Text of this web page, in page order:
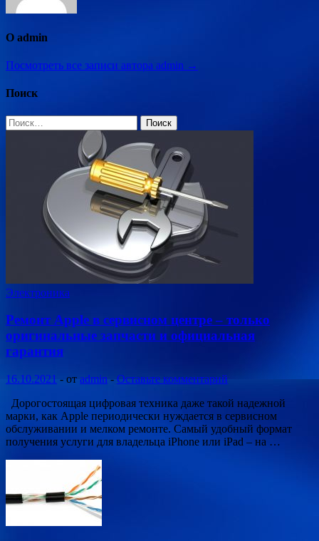
О admin
Посмотреть все записи автора admin →
Поиск
Найти:
Электроника
Ремонт Apple в сервисном центре – только
оригинальные запчасти и официальная
гарантия
16.10.2021 - от admin - Оставьте комментарий
Дорогостоящая цифровая техника даже такой надежной
марки, как Apple периодически нуждается в сервисном
обслуживании и мелком ремонте. Самый удобный формат
получения услуги для владельца iPhone или iPad – на …